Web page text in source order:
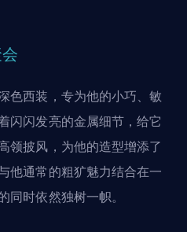
色西装，专为他的小巧、敏
闪闪发亮的金属细节，给它
领披风，为他的造型增添了
他通常的粗犷魅力结合在一
同时依然独树一帜。